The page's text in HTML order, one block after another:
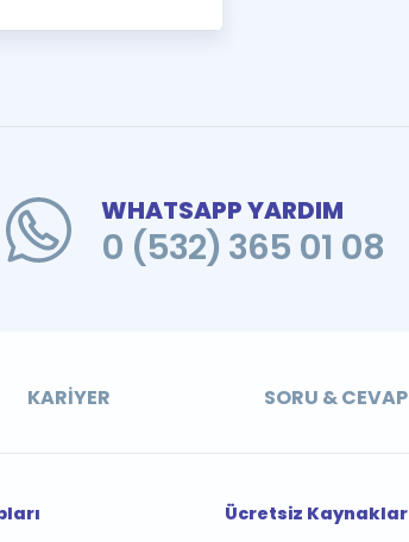
WHATSAPP YARDIM
0 (532) 365 01 08
KARIYER SORU & CEVAP
Ücretsiz Kaynaklar